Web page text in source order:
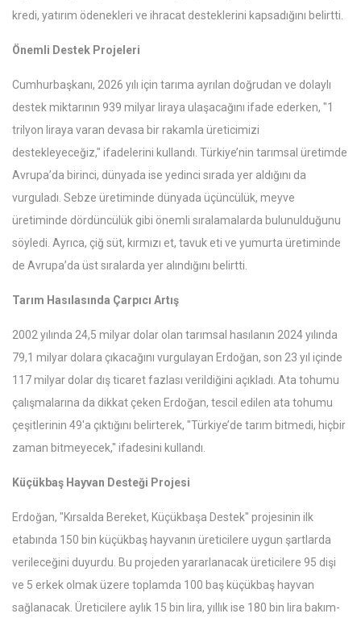
kredi, yatırım ödenekleri ve ihracat desteklerini kapsadığını belirtti.
Önemli Destek Projeleri
Cumhurbaşkanı, 2026 yılı için tarıma ayrılan doğrudan ve dolaylı
destek miktarının 939 milyar liraya ulaşacağını ifade ederken, "1
trilyon liraya varan devasa bir rakamla üreticimizi
destekleyeceğiz," ifadelerini kullandı. Türkiye’nin tarımsal üretimde
Avrupa’da birinci, dünyada ise yedinci sırada yer aldığını da
vurguladı. Sebze üretiminde dünyada üçüncülük, meyve
üretiminde dördüncülük gibi önemli sıralamalarda bulunulduğunu
söyledi. Ayrıca, çiğ süt, kırmızı et, tavuk eti ve yumurta üretiminde
de Avrupa’da üst sıralarda yer alındığını belirtti.
Tarım Hasılasında Çarpıcı Artış
2002 yılında 24,5 milyar dolar olan tarımsal hasılanın 2024 yılında
79,1 milyar dolara çıkacağını vurgulayan Erdoğan, son 23 yıl içinde
117 milyar dolar dış ticaret fazlası verildiğini açıkladı. Ata tohumu
çalışmalarına da dikkat çeken Erdoğan, tescil edilen ata tohumu
çeşitlerinin 49'a çıktığını belirterek, "Türkiye’de tarım bitmedi, hiçbir
zaman bitmeyecek," ifadesini kullandı.
Küçükbaş Hayvan Desteği Projesi
Erdoğan, "Kırsalda Bereket, Küçükbaşa Destek" projesinin ilk
etabında 150 bin küçükbaş hayvanın üreticilere uygun şartlarda
verileceğini duyurdu. Bu projeden yararlanacak üreticilere 95 dişi
ve 5 erkek olmak üzere toplamda 100 baş küçükbaş hayvan
sağlanacak. Üreticilere aylık 15 bin lira, yıllık ise 180 bin lira bakım-